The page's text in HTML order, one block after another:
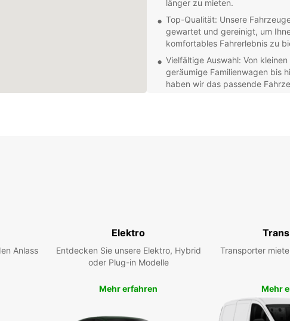
länger zu mieten.
Top-Qualität: Unsere
gewartet und gereinigt, um
komfortables Fahrerlebnis zu
Vielfältige Auswahl: Von
geräumige Familienwagen bis
haben wir das passende
Anlass
Elektro
Entdecken Sie unsere Elektro, Hybrid
oder Plug-in Modelle
Mehr erfahren
Transporter
Mehr